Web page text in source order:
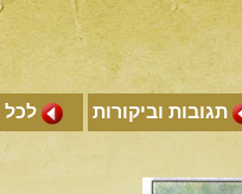
תגובות וביקורות לכל